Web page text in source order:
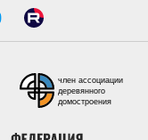
член ассоциации
деревянного
домостроения